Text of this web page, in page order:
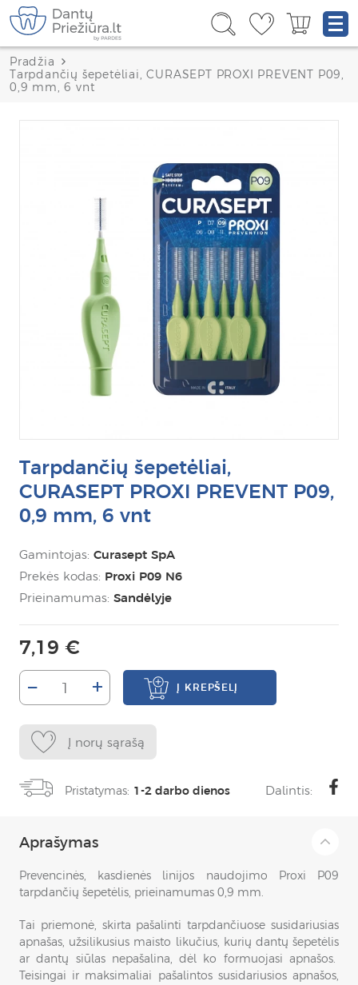
Pradžia
Tarpdančių šepetėliai, CURASEPT PROXI PREVENT P09,
0,9 mm, 6 vnt
Tarpdančių šepetėliai,
CURASEPT PROXI PREVENT P09,
0,9 mm, 6 vnt
Gamintojas: Curasept SpA
Prekės kodas: Proxi P09 N6
Prieinamumas: Sandėlyje
7,19 €
– + Į KREPŠELĮ
Į norų sąrašą
Pristatymas: 1-2 darbo dienos Dalintis:
Aprašymas
Prevencinės, kasdienės linijos naudojimo Proxi P09
tarpdančių šepetėlis, prieinamumas 0,9 mm.
Tai priemonė, skirta pašalinti tarpdančiuose susidariusias
apnašas, užsilikusius maisto likučius, kurių dantų šepetėlis
ar dantų siūlas nepašalina, dėl ko formuojasi apnašos.
Teisingai ir maksimaliai pašalintos susidariusios apnašos,